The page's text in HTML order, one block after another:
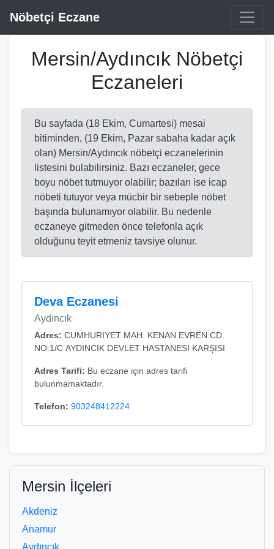
Nöbetçi Eczane
Mersin/Aydıncık Nöbetçi
Eczaneleri
Bu sayfada (18 Ekim, Cumartesi) mesai
bitiminden, (19 Ekim, Pazar sabaha kadar açık
olan) Mersin/Aydıncık nöbetçi eczanelerinin
listesini bulabilirsiniz. Bazı eczaneler, gece
boyu nöbet tutmuyor olabilir; bazıları ise icap
nöbeti tutuyor veya mücbir bir sebeple nöbet
başında bulunamıyor olabilir. Bu nedenle
eczaneye gitmeden önce telefonla açık
olduğunu teyit etmeniz tavsiye olunur.
Deva Eczanesi
Aydıncık
Adres: CUMHURIYET MAH. KENAN EVREN CD.
NO:1/C AYDINCIK DEVLET HASTANESİ KARŞISI
Adres Tarifi: Bu eczane için adres tarifi
bulunmamaktadır.
Telefon: 903248412224
Mersin İlçeleri
Akdeniz
Anamur
Aydıncık